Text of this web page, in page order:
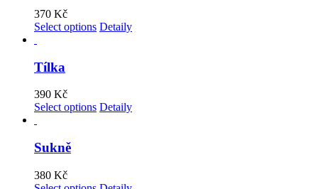
370 Kč
Select options Detaily
Tílka
390 Kč
Select options Detaily
Sukně
380 Kč